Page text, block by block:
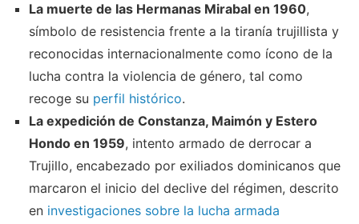
La muerte de las Hermanas Mirabal en 1960,
símbolo de resistencia frente a la tiranía trujillista y
reconocidas internacionalmente como ícono de la
lucha contra la violencia de género, tal como
recoge su perfil histórico.
La expedición de Constanza, Maimón y Estero
Hondo en 1959, intento armado de derrocar a
Trujillo, encabezado por exiliados dominicanos que
marcaron el inicio del declive del régimen, descrito
en investigaciones sobre la lucha armada